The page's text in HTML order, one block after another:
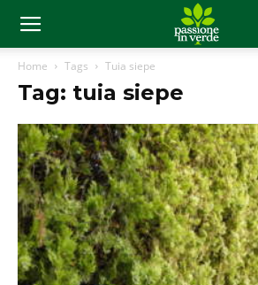
Home Tags Tuia siepe
Tag: tuia siepe